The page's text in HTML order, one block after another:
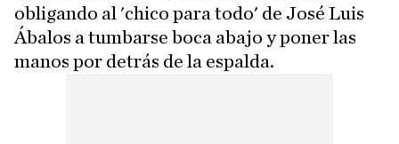
obligando al 'chico para todo' de José Luis
Ábalos a tumbarse boca abajo y poner las
manos por detrás de la espalda.